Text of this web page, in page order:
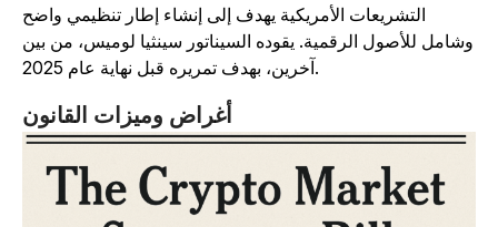
التشريعات الأمريكية يهدف إلى إنشاء إطار تنظيمي واضح
للأصول الرقمية. يقوده السيناتور سينثيا لوميس، من بين
أغراض وميزات القانون